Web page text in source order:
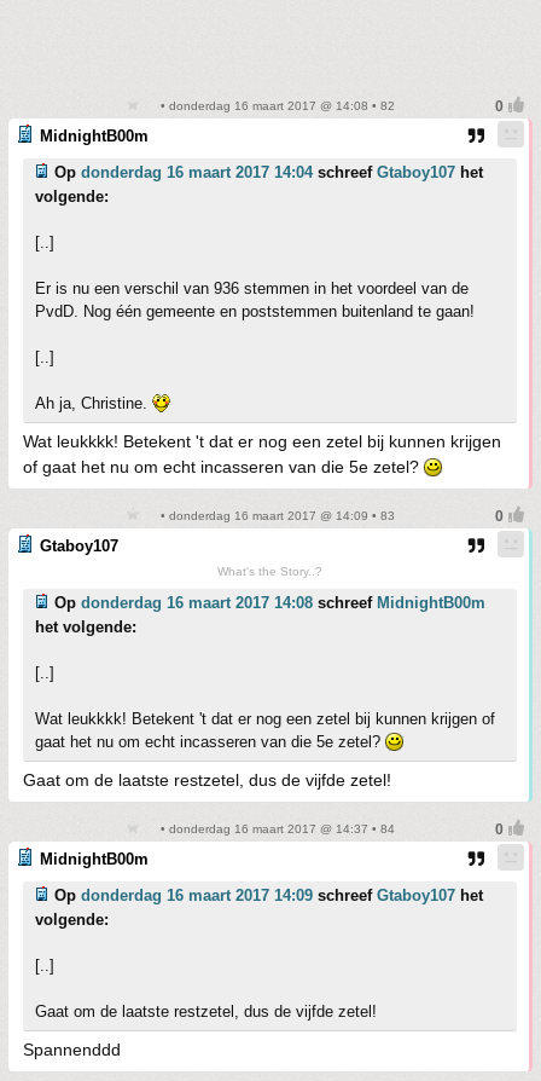
• donderdag 16 maart 2017 @ 14:08 • 82
MidnightB00m
Op donderdag 16 maart 2017 14:04schreef Gtaboy107 het
volgende:
[..]
Er is nu een verschil van 936 stemmen in het voordeel van de
PvdD. Nog één gemeente en poststemmen buitenland te gaan!
[..]
Ah ja, Christine.
Wat leukkkk! Betekent 't dat er nog een zetel bij kunnen krijgen
of gaat het nu om echt incasseren van die 5e zetel?
• donderdag 16 maart 2017 @ 14:09 • 83
Gtaboy107
What's the Story..?
Op donderdag 16 maart 2017 14:08 schreef MidnightB00m
het volgende:
[..]
Wat leukkkk! Betekent 't dat er nog een zetel bij kunnen krijgen of
gaat het nu om echt incasseren van die 5e zetel?
Gaat om de laatste restzetel, dus de vijfde zetel!
• donderdag 16 maart 2017 @ 14:37 • 84
MidnightB00m
Op donderdag 16 maart 2017 14:09 schreef Gtaboy107 het
volgende:
[..]
Gaat om de laatste restzetel, dus de vijfde zetel!
Spannenddd